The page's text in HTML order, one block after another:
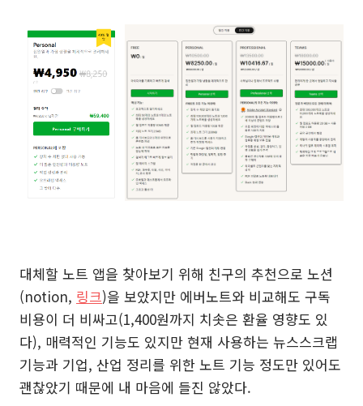
대체할 노트 앱을 찾아보기 위해 친구의 추천으로 노션
(notion, 링크)을 보았지만 에버노트와 비교해도 구독
비용이 더 비싸고(1,400원까지 치솟은 환율 영향도 있
다), 매력적인 기능도 있지만 현재 사용하는 뉴스스크랩
기능과 기업, 산업 정리를 위한 노트 기능 정도만 있어도
괜찮았기 때문에 내 마음에 들진 않았다.